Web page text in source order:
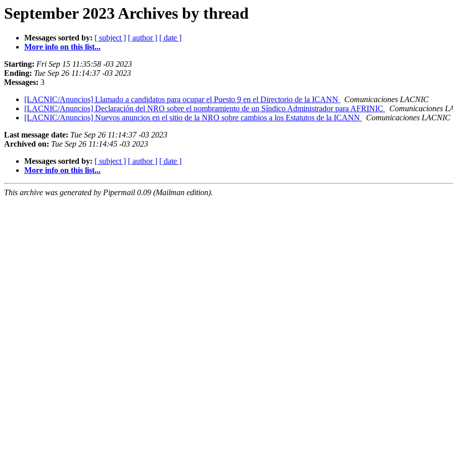
September 2023 Archives by thread
Messages sorted by: [ subject ] [ author ] [ date ]
More info on this list...
Starting: Fri Sep 15 11:35:58 -03 2023
Ending: Tue Sep 26 11:14:37 -03 2023
Messages: 3
[LACNIC/Anuncios] Llamado a candidatos para ocupar el Puesto 9 en el Directorio de la ICANN
Comunicaciones LACNIC
[LACNIC/Anuncios] Declaración del NRO sobre el nombramiento de un Síndico Administrador para AFRINIC
Comunicaciones
[LACNIC/Anuncios] Nuevos anuncios en el sitio de la NRO sobre cambios a los Estatutos de la ICANN
Comunicaciones LACNIC
Last message date: Tue Sep 26 11:14:37 -03 2023
Archived on: Tue Sep 26 11:14:45 -03 2023
Messages sorted by: [ subject ] [ author ] [ date ]
More info on this list...
This archive was generated by Pipermail 0.09 (Mailman edition).